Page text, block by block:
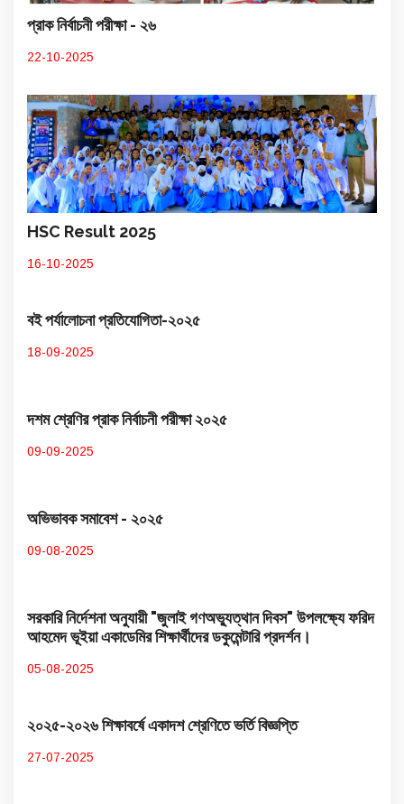
প্রাক নির্বাচনী পরীক্ষা - ২৬
22-10-2025
HSC Result 2025
16-10-2025
বই পর্যালোচনা প্রতিযোগিতা-২০২৫
18-09-2025
দশম শ্রেণির প্রাক নির্বাচনী পরীক্ষা ২০২৫
09-09-2025
অভিভাবক সমাবেশ - ২০২৫
09-08-2025
সরকারি নির্দেশনা অনুযায়ী "জুলাই গণঅভ্যুত্থান দিবস" উপলক্ষ্যে ফরিদ
আহমেদ ভূইয়া একাডেমির শিক্ষার্থীদের ডকুমেন্টারি প্রদর্শন।
05-08-2025
২০২৫-২০২৬ শিক্ষাবর্ষে একাদশ শ্রেণিতে ভর্তি বিজ্ঞপ্তি
27-07-2025